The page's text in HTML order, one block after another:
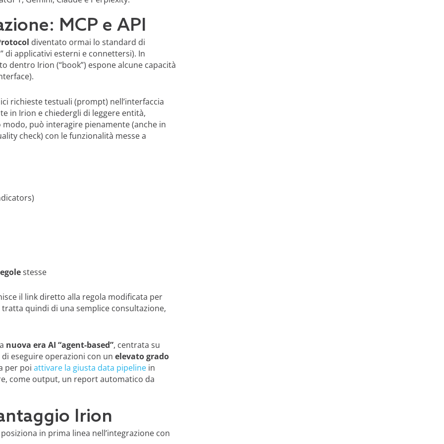
MCP e API
diventato ormai lo standard di
di applicativi esterni e connettersi). In
dentro Irion (“book”) espone alcune capacità
richieste testuali (prompt) nell’interfaccia
in Irion e chiedergli di leggere entità,
modo, può interagire pienamente (anche in
check) con le funzionalità messe a
stesse
il link diretto alla regola modificata per
quindi di una semplice consultazione,
nuova era AI “agent-based”, centrata su
eseguire operazioni con un elevato grado
per poi attivare la giusta data pipelinein
come output, un report automatico da
Irion
in prima linea nell’integrazione con